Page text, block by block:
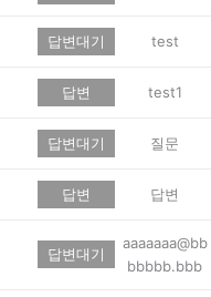
답변대기 test
답변 test1
답변대기 질문
답변 답변
답변대기
aaaaaaa@bb
bbbbb.bbb